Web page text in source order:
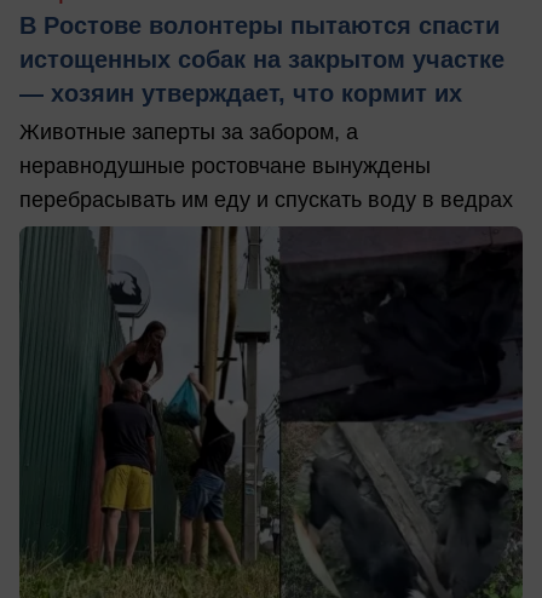
В Ростове волонтеры пытаются спасти
истощенных собак на закрытом участке
— хозяин утверждает, что кормит их
Животные заперты за забором, а
неравнодушные ростовчане вынуждены
перебрасывать им еду и спускать воду в ведрах